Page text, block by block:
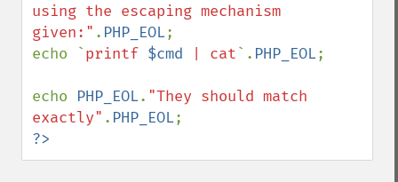
using the escaping mechanism
given:" . PHP_EOL;
echo `printf $cmd | cat`. PHP_EOL;
echo PHP_EOL. "They should match
exactly" . PHP_EOL
?>